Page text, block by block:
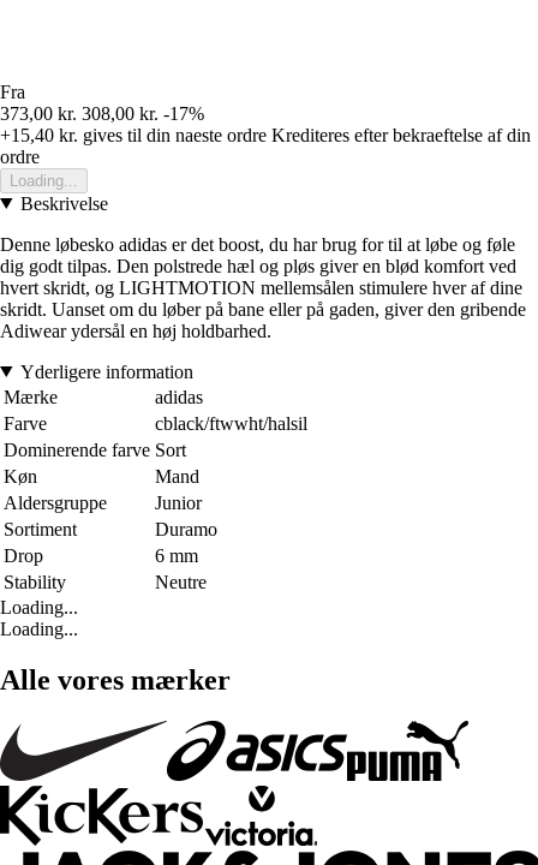
Fra
373,00 kr. 308,00 kr. -17%
+15,40 kr. gives til din naeste ordre Krediteres efter bekraeftelse af din
ordre
Loading...
Beskrivelse
Denne løbesko adidas er det boost, du har brug for til at løbe og føle
dig godt tilpas. Den polstrede hæl og pløs giver en blød komfort ved
hvert skridt, og LIGHTMOTION mellemsålen stimulere hver af dine
skridt. Uanset om du løber på bane eller på gaden, giver den gribende
Adiwear ydersål en høj holdbarhed.
Yderligere information
Mærke
adidas
Farve
cblack/ftwwht/halsil
Dominerende farve Sort
Køn
Mand
Aldersgruppe
Junior
Sortiment
Duramo
Drop
6 mm
Stability
Neutre
Loading...
Loading...
Alle vores mærker